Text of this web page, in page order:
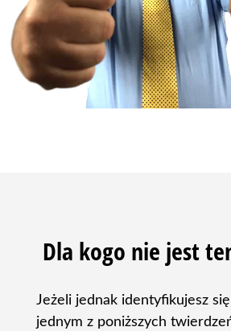
Dla kogo nie jest
Jeżeli jednak identyfikujesz
jednym z poniższych